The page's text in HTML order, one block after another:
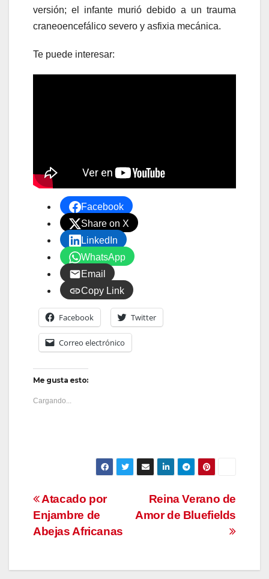
versión; el infante murió debido a un trauma
craneoencefálico severo y asfixia mecánica.
Te puede interesar:
Facebook
Share on X
LinkedIn
WhatsApp
Email
Copy Link
Facebook Twitter
Correo electrónico
Me gusta esto:
Cargando...
Navegación
de
Reina Verano de
Amor de Bluefields
Atacado por
Enjambre de
Abejas Africanas